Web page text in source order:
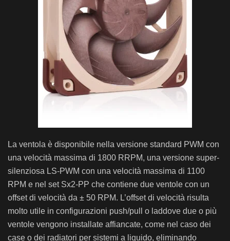
La ventola è disponibile nella versione standard PWM con
una velocità massima di 1800 RRPM, una versione super-
silenziosa LS-PWM con una velocità massima di 1100
RPM e nel set Sx2-PP che contiene due ventole con un
offset di velocità da ± 50 RPM. L’offset di velocità risulta
molto utile in configurazioni push/pull o laddove due o più
ventole vengono installate affiancate, come nel caso dei
case o dei radiatori per sistemi a liquido, eliminando